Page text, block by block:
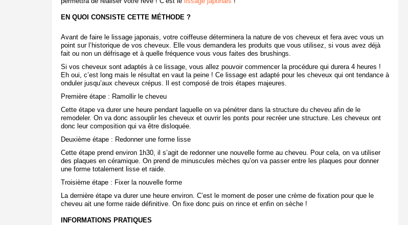
EN QUOI CONSISTE CETTE MÉTHODE ?
Avant de faire le lissage japonais, votre coiffeuse déterminera la nature de vos cheveux et fera avec vous un
point sur l’historique de vos cheveux. Elle vous demandera les produits que vous utilisez, si vous avez déjà
fait ou non un défrisage et à quelle fréquence vous vous faites des brushings.
Si vos cheveux sont adaptés à ce lissage, vous allez pouvoir commencer la procédure qui durera 4 heures !
Eh oui, c’est long mais le résultat en vaut la peine ! Ce lissage est adapté pour les cheveux qui ont tendance à
onduler jusqu’aux cheveux crépus. Il est composé de trois étapes majeures.
Première étape : Ramollir le cheveu
Cette étape va durer une heure pendant laquelle on va pénétrer dans la structure du cheveu afin de le
remodeler. On va donc assouplir les cheveux et ouvrir les ponts pour recréer une structure. Les cheveux ont
donc leur composition qui va être disloquée.
Deuxième étape : Redonner une forme lisse
Cette étape prend environ 1h30, il s’agit de redonner une nouvelle forme au cheveu. Pour cela, on va utiliser
des plaques en céramique. On prend de minuscules mèches qu’on va passer entre les plaques pour donner
une forme totalement lisse et raide.
Troisième étape : Fixer la nouvelle forme
La dernière étape va durer une heure environ. C’est le moment de poser une crème de fixation pour que le
cheveu ait une forme raide définitive. On fixe donc puis on rince et enfin on sèche !
INFORMATIONS PRATIQUES